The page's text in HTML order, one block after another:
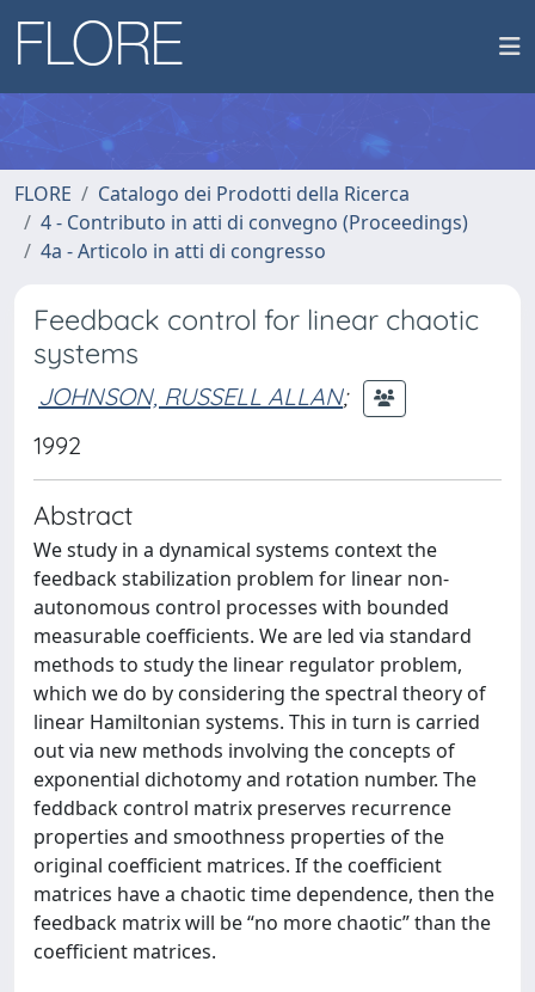
FLORE
Catalogo dei Prodotti della Ricerca
4 - Contributo in atti di convegno (Proceedings)
4a - Articolo in atti di congresso
Feedback control for linear chaotic
systems
JOHNSON, RUSSELL ALLAN;
1992
Abstract
We study in a dynamical systems context the
feedback stabilization problem for linear non-
autonomous control processes with bounded
measurable coefficients. We are led via standard
methods to study the linear regulator problem,
which we do by considering the spectral theory of
linear Hamiltonian systems. This in turn is carried
out via new methods involving the concepts of
exponential dichotomy and rotation number. The
feddback control matrix preserves recurrence
properties and smoothness properties of the
original coefficient matrices. If the coefficient
matrices have a chaotic time dependence, then the
feedback matrix will be “no more chaotic” than the
coefficient matrices.